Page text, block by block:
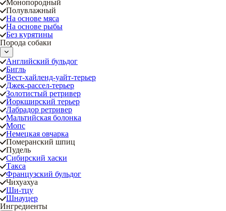
Монопородный
Полувлажный
На основе мяса
На основе рыбы
Без курятины
Порода собаки
Английский бульдог
Бигль
Вест-хайленд-уайт-терьер
Джек-рассел-терьер
Золотистый ретривер
Йоркширский терьер
Лабрадор ретривер
Мальтийская болонка
Мопс
Немецкая овчарка
Померанский шпиц
Пудель
Сибирский хаски
Такса
Французский бульдог
Чихуахуа
Ши-тцу
Шнауцер
Ингредиенты